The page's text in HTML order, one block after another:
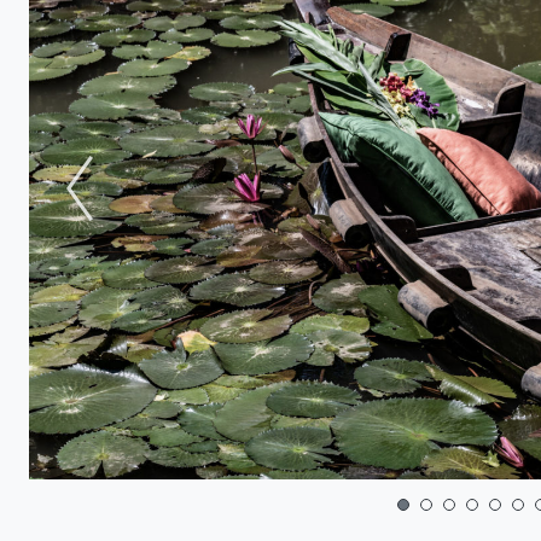
1 2 3 4 5 6
Sie sich
an. Exklusive
Sie.
Ihre E-Mail-Adresse
Ich habe die
ausdrücklich an.
Abschicken
methods